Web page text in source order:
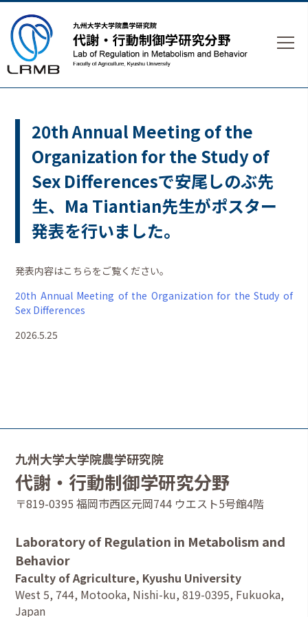
20th Annual Meeting of the
Organization for the Study of
Sex Differencesで安尾しのぶ先
生、Ma Tiantian先生がポスター
発表を行いました。
発表内容はこちらをご覧ください。
20th Annual Meeting of the Organization for the Study of
Sex Differences
2026.5.25
九州大学大学院農学研究院
代謝・行動制御学研究分野
〒819-0395 福岡市西区元岡744 ウエスト5号館4階
Laboratory of Regulation in Metabolism and
Behavior
Faculty of Agriculture, Kyushu University
West 5, 744, Motooka, Nishi-ku, 819-0395, Fukuoka,
Japan